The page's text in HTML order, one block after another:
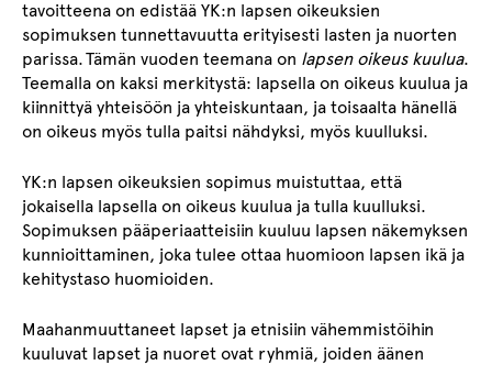
tavoitteena on edistää YK:n lapsen oikeuksien
sopimuksen tunnettavuutta erityisesti lasten ja nuorten
parissa. Tämän vuoden teemana on lapsen oikeus kuulua.
Teemalla on kaksi merkitystä: lapsella on oikeus kuulua ja
kiinnittyä yhteisöön ja yhteiskuntaan, ja toisaalta hänellä
on oikeus myös tulla paitsi nähdyksi, myös kuulluksi.
YK:n lapsen oikeuksien sopimus muistuttaa, että
jokaisella lapsella on oikeus kuulua ja tulla kuulluksi.
Sopimuksen pääperiaatteisiin kuuluu lapsen näkemyksen
kunnioittaminen, joka tulee ottaa huomioon lapsen ikä ja
kehitystaso huomioiden.
Maahanmuuttaneet lapset ja etnisiin vähemmistöihin
kuuluvat lapset ja nuoret ovat ryhmiä, joiden äänen